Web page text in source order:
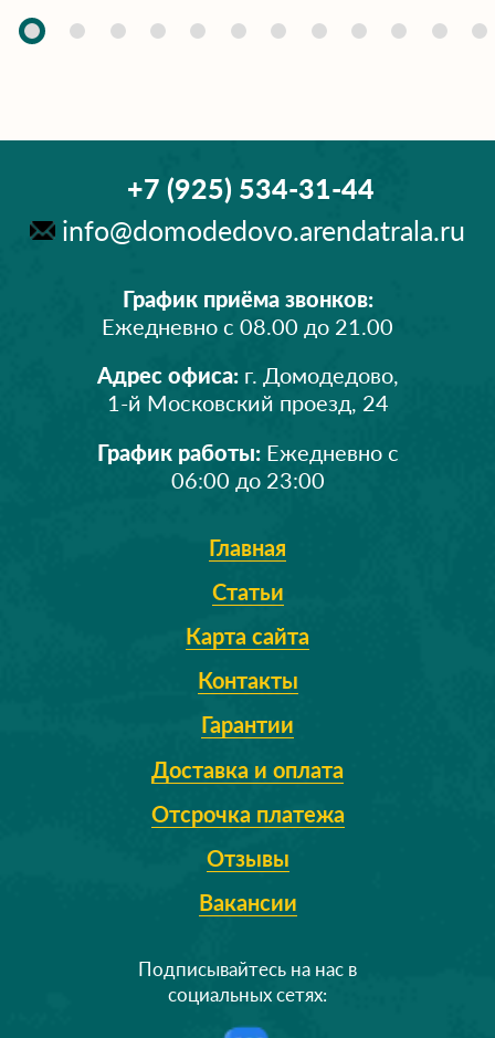
Главная
Статьи
Карта сайта
Контакты
Гарантии
Доставка и оплата
Отсрочка платежа
Отзывы
Вакансии
График приёма звонков:
Ежедневно с 08.00 до 21.00
Адрес офиса:г. Домодедово,
1-й Московский проезд, 24
График работы:Ежедневно с
06:00 до 23:00
Подписывайтесь на нас в
социальных сетях:
+7 (925) 534-31-44
info@domodedovo.arendatrala.ru